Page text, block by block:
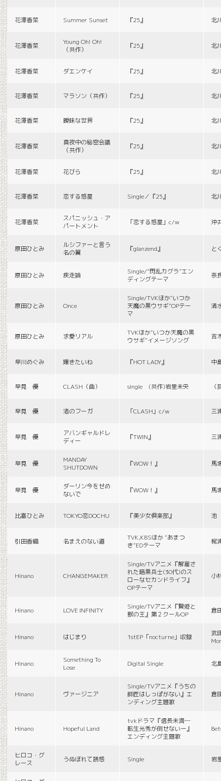
花澤香菜 Summer Sunset 『25』 北
花澤香菜
Young Oh! Oh!
（共作）
『25』 北
花澤香菜 ダエンケイ 『25』 北
花澤香菜 マラソン（共作） 『25』 北
花澤香菜 曖昧な世界 『25』 北
花澤香菜
真夜中の秘密会議
（共作）
『25』 北
花澤香菜 花びら 『25』 北
花澤香菜 恋する惑星 Single／『25』 北
花澤香菜
スパニッシュ・ア
パートメント
「恋する惑星」c/w 沖
原田ひとみ
ルシファーと言う
名の翼
『glanzend』 と
原田ひとみ 疾走論
Single/“閃乱カグラ”エン
ディングテーマ
奈
原田ひとみ Once
Single/TVKほか“いつか
天魔の黒ウサギ”OPテー
マ
清
原田ひとみ 求愛リアル
TVKほか“いつか天魔の黒
ウサギ”イメージソング
吉
早川めぐみ 輝きたいね 『HOT LADY』 中
早見 優 CLASH（曲） single (共作)岩里未央
早見 優 渚のフーガ 「CLASH」c/w 三
早見 優
アバンギャルドレ
ディー
『TWIN』 三
早見 優
MANDAY
SHUTDOWN
『WOW！』 馬
早見 優
ダーリン今をせめ
ないで
『WOW！』 馬
比嘉ひとみ TOKYO恋DOCHU 『美少女倶楽部』 池
引田香織 名まえのない道
TVK,KBSほか “あまつ
き”EDテーマ
梶
Hinano CHANGEMAKER
Single/TVアニメ『解雇さ
れた暗黒兵士(30代)のス
ローなセカンドライフ』
OPテーマ
小
Hinano LOVE INFINITY
Single/TVアニメ『贄姫と
獣の王』第２クールOP
倉
Hinano はじまり 1stEP「nocturne」収録
武
Hinano
Something To
Lose
Digital Single 北
Hinano ヴァージニア
Single/TVアニメ『うちの
師匠はしっぽがない』エ
ンディング主題歌
倉
Hinano Hopeful Land
tvkドラマ『信長未満―
転生光秀が倒せないー』
エンディング主題歌
ヒロコ・グ
レース
うぬぼれて誘惑 Single 岩